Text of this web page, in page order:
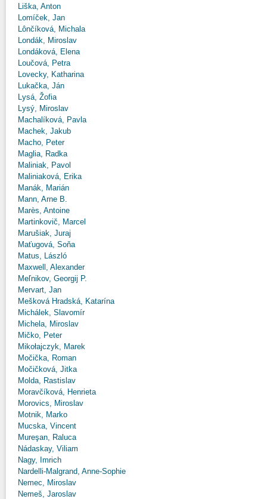
Liška, Anton
Lomíček, Jan
Lônčíková, Michala
Londák, Miroslav
Londáková, Elena
Loučová, Petra
Lovecky, Katharina
Lukačka, Ján
Lysá, Žofia
Lysý, Miroslav
Machalíková, Pavla
Machek, Jakub
Macho, Peter
Maglia, Radka
Maliniak, Pavol
Maliniaková, Erika
Manák, Marián
Mann, Arne B.
Marès, Antoine
Martinkovič, Marcel
Marušiak, Juraj
Maťugová, Soňa
Matus, László
Maxwell, Alexander
Meľnikov, Georgij P.
Mervart, Jan
Mešková Hradská, Katarína
Michálek, Slavomír
Michela, Miroslav
Mičko, Peter
Mikołajczyk, Marek
Močička, Roman
Močičková, Jitka
Molda, Rastislav
Moravčíková, Henrieta
Morovics, Miroslav
Motnik, Marko
Mucska, Vincent
Mureşan, Raluca
Nádaskay, Viliam
Nagy, Imrich
Nardelli-Malgrand, Anne-Sophie
Nemec, Miroslav
Nemeš, Jaroslav